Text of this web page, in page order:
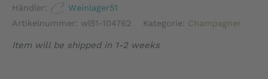
Champagner
Essentiel
Händler:
Weinlager51
Artikelnummer: wl51-104762 Kategorie: Champagner
Item will be shipped in 1-2 weeks